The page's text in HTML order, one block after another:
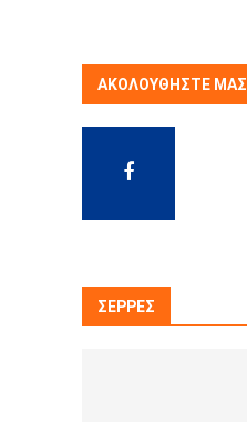
ΑΚΟΛΟΥΘΉΣΤΕ ΜΑΣ
ΣΈΡΡΕΣ